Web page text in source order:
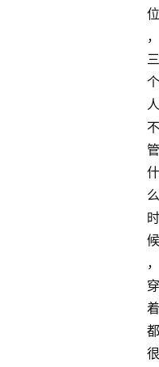
位
，
三
个
人
不
管
什
么
时
候
，
穿
着
都
很